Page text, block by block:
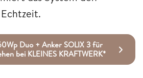
Duo + Anker SOLIX 3 für
bei KLEINES KRAFTWERK*